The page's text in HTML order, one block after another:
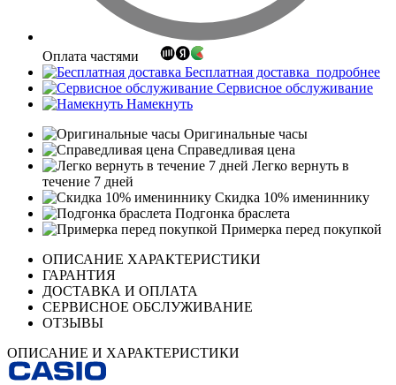
Оплата частями
Бесплатная доставка подробнее
Сервисное обслуживание
Намекнуть
Оригинальные часы
Справедливая цена
Легко вернуть в
течение 7 дней
Скидка 10% имениннику
Подгонка браслета
Примерка перед покупкой
ОПИСАНИЕ ХАРАКТЕРИСТИКИ
ГАРАНТИЯ
ДОСТАВКА И ОПЛАТА
СЕРВИСНОЕ ОБСЛУЖИВАНИЕ
ОТЗЫВЫ
ОПИСАНИЕ И ХАРАКТЕРИСТИКИ